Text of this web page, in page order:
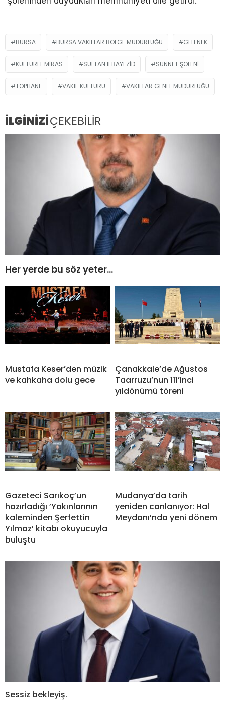
BURSA BURSA VAKIFLAR BÖLGE MÜDÜRLÜĞÜ GELENEK
KÜLTÜREL MIRAS SULTAN II BAYEZID SÜNNET ŞÖLENI
TOPHANE VAKIF KÜLTÜRÜ VAKIFLAR GENEL MÜDÜRLÜĞÜ
İLGİNİZİÇEKEBİLİR
Her yerde bu söz yeter…
Mustafa Keser’den müzik
ve kahkaha dolu gece
Çanakkale’de Ağustos
Taarruzu’nun 111’inci
yıldönümü töreni
Gazeteci Sarıkoç’un
hazırladığı ’Yakınlarının
kaleminden Şerfettin
Yılmaz’ kitabı okuyucuyla
buluştu
Mudanya’da tarih
yeniden canlanıyor: Hal
Meydanı’nda yeni dönem
Sessiz bekleyiş.